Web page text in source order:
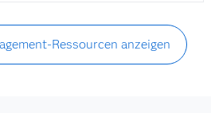
Ressourcen anzeigen